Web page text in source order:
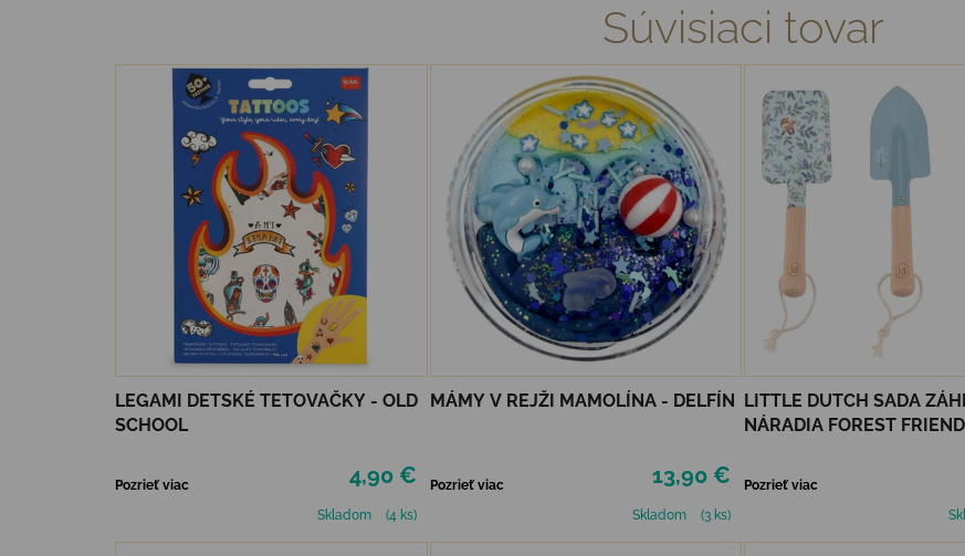
Súvisiaci tovar
LEGAMI DETSKÉ TETOVAČKY - OLD
SCHOOL
4,90 €
Pozrieť viac
Skladom
(4 ks)
MÁMY V REJŽI MAMOLÍNA - DELFÍN
13,90 €
Pozrieť viac
Skladom
(3 ks)
LITTLE DUTCH SADA
NÁRADIA FOREST
Pozrieť viac